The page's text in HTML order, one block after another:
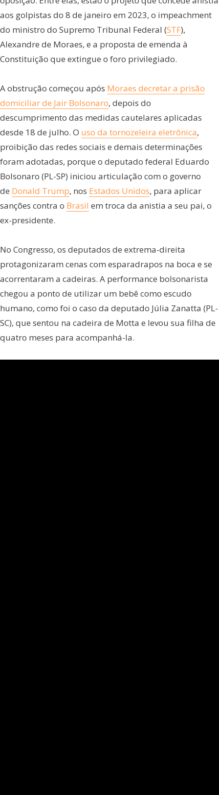
aos golpistas do 8 de janeiro em 2023, o impeachment
do ministro do Supremo Tribunal Federal (STF),
Alexandre de Moraes, e a proposta de emenda à
Constituição que extingue o foro privilegiado.
A obstrução começou após Moraes decretar a prisão
domiciliar de Jair Bolsonaro, depois do
descumprimento das medidas cautelares aplicadas
desde 18 de julho. O uso da tornozeleira eletrônica,
proibição das redes sociais e demais determinações
foram adotadas, porque o deputado federal Eduardo
Bolsonaro (PL-SP) iniciou articulação com o governo
de Donald Trump, nos Estados Unidos, para aplicar
sanções contra o Brasil em troca da anistia a seu pai, o
ex-presidente.
No Congresso, os deputados de extrema-direita
protagonizaram cenas com esparadrapos na boca e se
acorrentaram a cadeiras. A performance bolsonarista
chegou a ponto de utilizar um bebê como escudo
humano, como foi o caso da deputado Júlia Zanatta (PL-
SC), que sentou na cadeira de Motta e levou sua filha de
quatro meses para acompanhá-la.